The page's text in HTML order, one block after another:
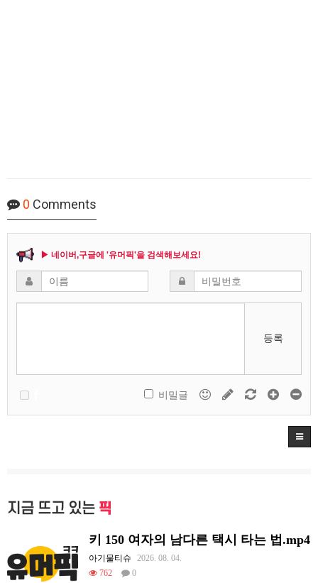
0 Comments
▶ 네이버,구글에 '유머픽'을 검색해보세요!
등록
비밀글
지금 뜨고 있는 픽
키 150 여자의 남다른 택시 타는 법.mp4
아기물티슈
2026. 08. 04.
762
0